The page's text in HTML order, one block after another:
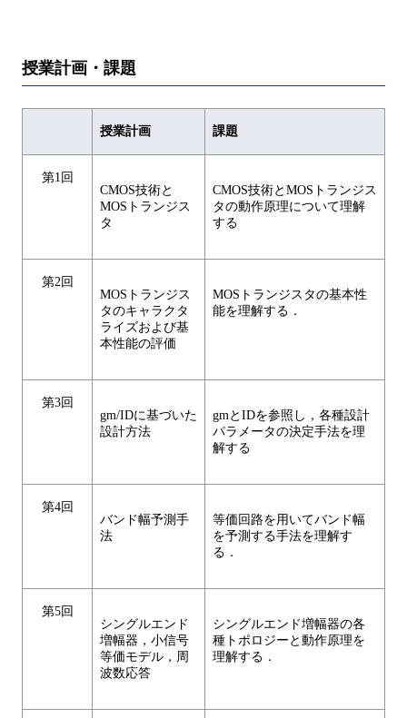
授業計画・課題
授業計画 課題
第1回
CMOS技術と
MOSトランジス
タ
CMOS技術とMOSトランジス
タの動作原理について理解
する
第2回
MOSトランジス
タのキャラクタ
ライズおよび基
本性能の評価
MOSトランジスタの基本性
能を理解する．
第3回
gm/IDに基づいた
設計方法
gmとIDを参照し，各種設計
パラメータの決定手法を理
解する
第4回
バンド幅予測手
法
等価回路を用いてバンド幅
を予測する手法を理解す
る．
第5回
シングルエンド
増幅器，小信号
等価モデル，周
波数応答
シングルエンド増幅器の各
種トポロジーと動作原理を
理解する．